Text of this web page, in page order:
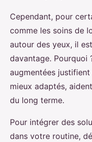
Cependant, pour
comme les soins de
autour des yeux, il
davantage.
augmentées
mieux adaptés,
du long terme.
Pour intégrer des
dans votre routine,